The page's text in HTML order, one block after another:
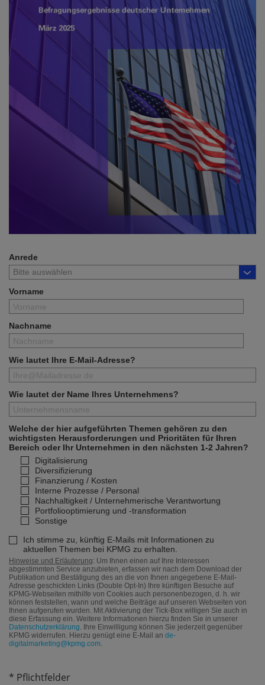
Anrede
Vorname
Nachname
Wie lautet Ihre E-Mail-Adresse?
Wie lautet der Name Ihres Unternehmens?
Welche der hier aufgeführten Themen gehören zu den
wichtigsten Herausforderungen und Prioritäten für Ihren
Bereich oder Ihr Unternehmen in den nächsten 1-2 Jahren?
Digitalisierung
Diversifizierung
Finanzierung / Kosten
Interne Prozesse / Personal
Nachhaltigkeit / Unternehmerische Verantwortung
Portfoliooptimierung und -transformation
Sonstige
Hinweise und Erläuterung: Um Ihnen einen auf Ihre Interessen
abgestimmten Service anzubieten, erfassen wir nach dem Download der
Publikation und Bestätigung des an die von Ihnen angegebene E-Mail-
Adresse geschickten Links (Double Opt-In) Ihre künftigen Besuche auf
KPMG-Webseiten mithilfe von Cookies auch personenbezogen, d. h. wir
können feststellen, wann und welche Beiträge auf unseren Webseiten von
Ihnen aufgerufen wurden. Mit Aktivierung der Tick-Box willigen Sie auch in
diese Erfassung ein. Weitere Informationen hierzu finden Sie in unserer
Datenschutzerklärung. Ihre Einwilligung können Sie jederzeit gegenüber
KPMG widerrufen. Hierzu genügt eine E-Mail an de-
digitalmarketing@kpmg.com.
Ich stimme zu, künftig E-Mails mit Informationen zu
aktuellen Themen bei KPMG zu erhalten.
* Pflichtfelder